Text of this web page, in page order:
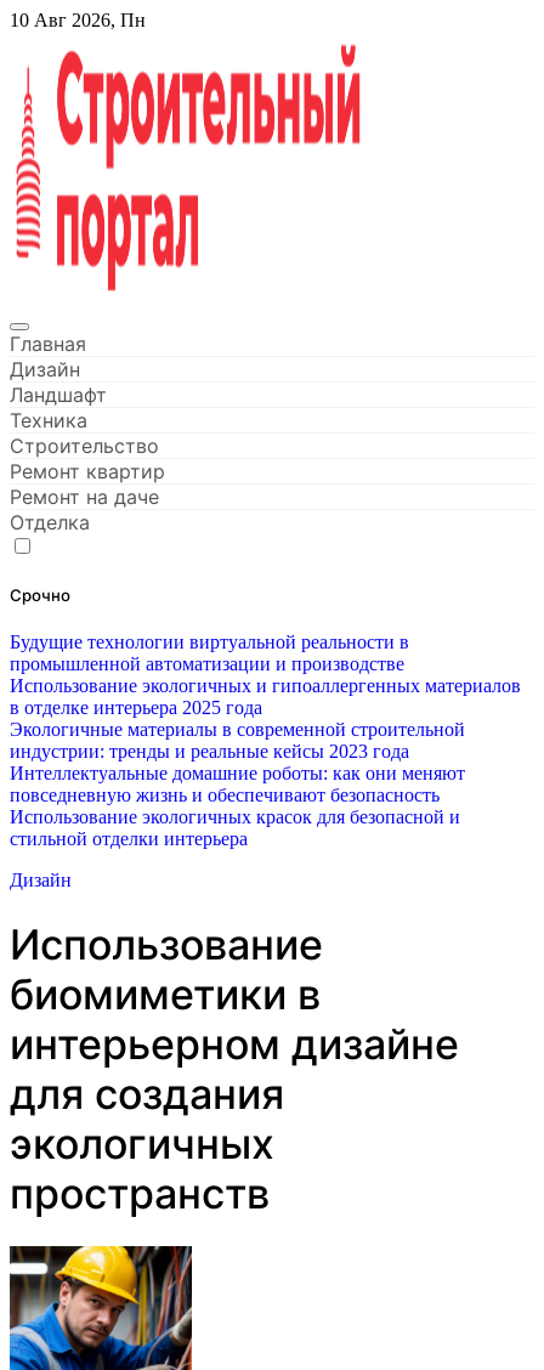
Перейти
содержанию
10 Авг 2026, Пн
Строительный портал
Главная
Дизайн
Ландшафт
Техника
Строительство
Ремонт квартир
Ремонт на даче
Отделка
Срочно
Будущие технологии виртуальной реальности в
промышленной автоматизации и производстве
Использование экологичных и гипоаллергенных материалов
в отделке интерьера 2025 года
Экологичные материалы в современной строительной
индустрии: тренды и реальные кейсы 2023 года
Интеллектуальные домашние роботы: как они меняют
повседневную жизнь и обеспечивают безопасность
Использование экологичных красок для безопасной и
стильной отделки интерьера
Дизайн
Использование
биомиметики в
интерьерном дизайне
для создания
экологичных
пространств